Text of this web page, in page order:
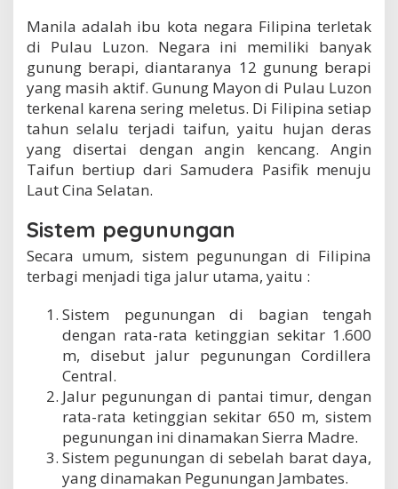
Manila adalah ibu kota negara Filipina terletak
di Pulau Luzon. Negara ini memiliki banyak
gunung berapi, diantaranya 12 gunung berapi
yang masih aktif. Gunung Mayon di Pulau Luzon
terkenal karena sering meletus. Di Filipina setiap
tahun selalu terjadi taifun, yaitu hujan deras
yang disertai dengan angin kencang. Angin
Taifun bertiup dari Samudera Pasifik menuju
Laut Cina Selatan.
Sistem pegunungan
Secara umum, sistem pegunungan di Filipina
terbagi menjadi tiga jalur utama, yaitu :
Sistem pegunungan di bagian tengah
dengan rata-rata ketinggian sekitar 1.600
m, disebut jalur pegunungan Cordillera
Central.
Jalur pegunungan di pantai timur, dengan
rata-rata ketinggian sekitar 650 m, sistem
pegunungan ini dinamakan Sierra Madre.
Sistem pegunungan di sebelah barat daya,
yang dinamakan Pegunungan Jambates.